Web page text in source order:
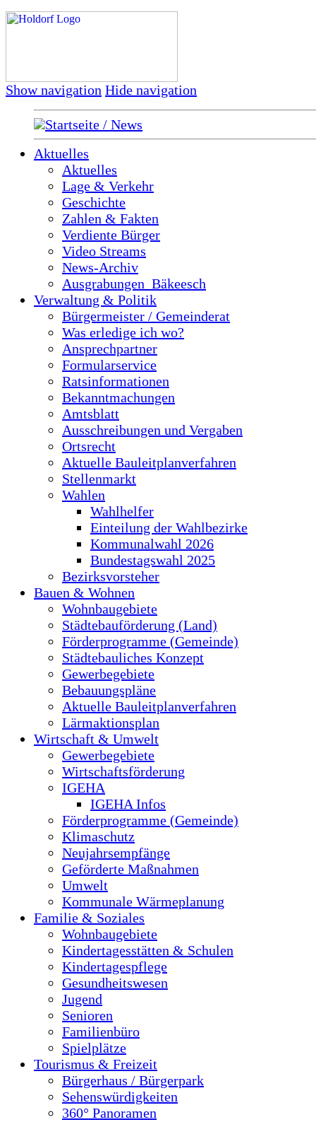
Show navigation Hide navigation
Startseite / News
Aktuelles
Aktuelles
Lage & Verkehr
Geschichte
Zahlen & Fakten
Verdiente Bürger
Video Streams
News-Archiv
Ausgrabungen_Bäkeesch
Verwaltung & Politik
Bürgermeister / Gemeinderat
Was erledige ich wo?
Ansprechpartner
Formularservice
Ratsinformationen
Bekanntmachungen
Amtsblatt
Ausschreibungen und Vergaben
Ortsrecht
Aktuelle Bauleitplanverfahren
Stellenmarkt
Wahlen
Wahlhelfer
Einteilung der Wahlbezirke
Kommunalwahl 2026
Bundestagswahl 2025
Bezirksvorsteher
Bauen & Wohnen
Wohnbaugebiete
Städtebauförderung (Land)
Förderprogramme (Gemeinde)
Städtebauliches Konzept
Gewerbegebiete
Bebauungspläne
Aktuelle Bauleitplanverfahren
Lärmaktionsplan
Wirtschaft & Umwelt
Gewerbegebiete
Wirtschaftsförderung
IGEHA
IGEHA Infos
Förderprogramme (Gemeinde)
Klimaschutz
Neujahrsempfänge
Geförderte Maßnahmen
Umwelt
Kommunale Wärmeplanung
Familie & Soziales
Wohnbaugebiete
Kindertagesstätten & Schulen
Kindertagespflege
Gesundheitswesen
Jugend
Senioren
Familienbüro
Spielplätze
Tourismus & Freizeit
Bürgerhaus / Bürgerpark
Sehenswürdigkeiten
360° Panoramen